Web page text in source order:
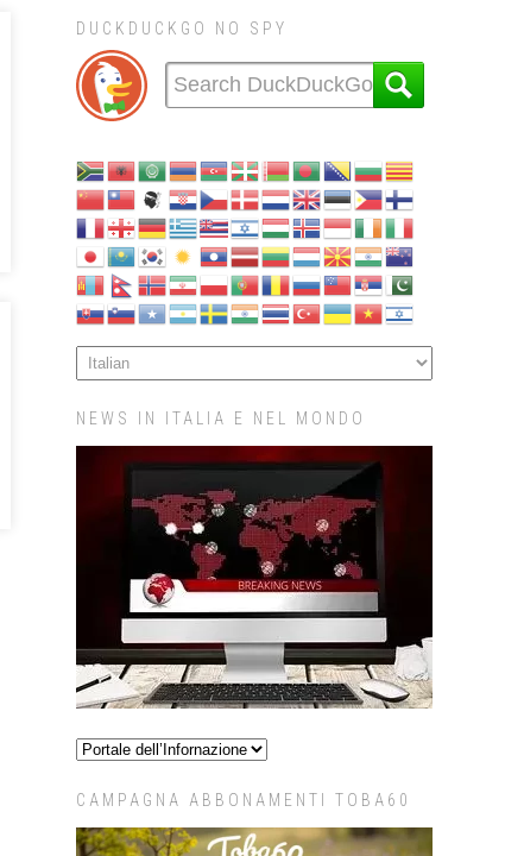
DUCKDUCKGO NO SPY
NEWS IN ITALIA E NEL MONDO
CAMPAGNA ABBONAMENTI TOBA60